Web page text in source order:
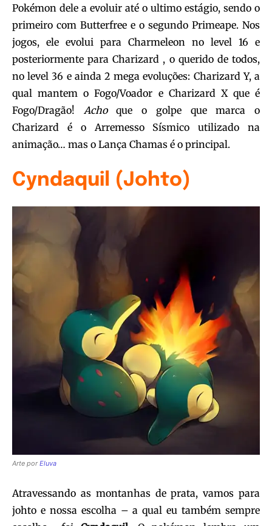
Pokémon dele a evoluir até o ultimo estágio, sendo o
primeiro com Butterfree e o segundo Primeape. Nos
jogos, ele evolui para Charmeleon no level 16 e
posteriormente para Charizard , o querido de todos,
no level 36 e ainda 2 mega evoluções: Charizard Y, a
qual mantem o Fogo/Voador e Charizard X que é
Fogo/Dragão! Achoque o golpe que marca o
Charizard é o Arremesso Sísmico utilizado na
animação… mas o Lança Chamas é o principal.
Cyndaquil (Johto)
Arte porEluva
Atravessando as montanhas de prata, vamos para
johto e nossa escolha – a qual eu também sempre